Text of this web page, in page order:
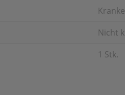
Nicht
1 Stk.